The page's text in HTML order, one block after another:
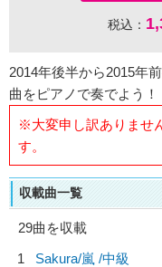
税込：
2014年後半から2015年
曲をピアノで奏でよう！
※大変申し訳ありませ
す。
収載曲一覧
29曲を収載
1
Sakura/嵐 /中級